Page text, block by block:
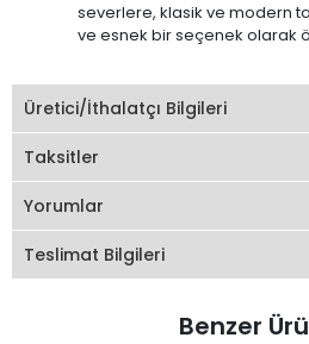
severlere, klasik ve modern
ve esnek bir seçenek olarak
Üretici/İthalatçı Bilgileri
Taksitler
Yorumlar
Teslimat Bilgileri
Benzer